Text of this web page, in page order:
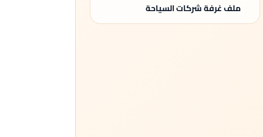
ملف غرفة شركات السياحة